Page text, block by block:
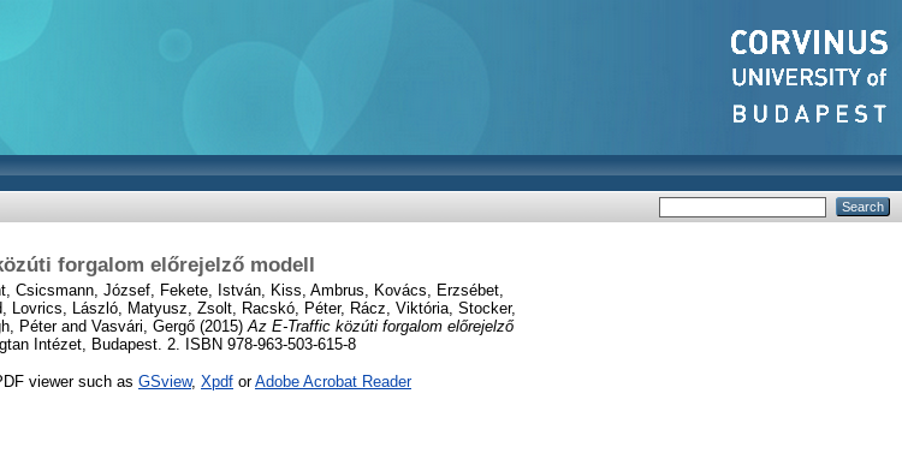
forgalom előrejelző modell
Csicsmann, József Fekete, István Kiss, Ambrus Kovács, Erzsébet
Lovrics, László Matyusz, Zsolt Racskó, Péter, Rácz, Viktória Stocker,
Péterand Vasvári, Gergő (2015) Az E-Traffic közúti forgalom előrejelző
Intézet, Budapest. 2. ISBN 978-963-503-615-8
viewer such as GSview, Xpdf orAdobe Acrobat Reader